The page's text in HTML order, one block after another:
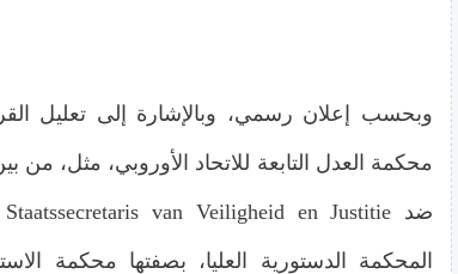
وبحسب إعلان رسمي، وبالإشارة إلى تعليل
المحكمة الدستورية العليا، بصفتها محكمة